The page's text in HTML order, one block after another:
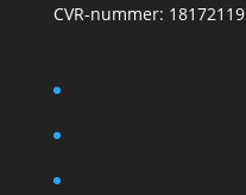
CVR-nummer: 18172119